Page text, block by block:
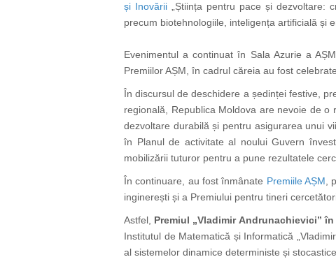
și Inovării „Știința pentru pace și dezvoltare:
precum biotehnologiile, inteligența artificială și
Evenimentul a continuat în Sala Azurie a
Premiilor AȘM, în cadrul căreia au fost
În discursul de deschidere a ședinței festive,
regională, Republica Moldova are nevoie de
dezvoltare durabilă și pentru asigurarea unui
în Planul de activitate al noului Guvern
mobilizării tuturor pentru a pune rezultatele
În continuare, au fost înmânate Premiile AȘM ,
inginerești și a Premiului pentru tineri cercetători
Astfel, Premiul „Vladimir Andrunachievici”
Institutul de Matematică și Informatică
al sistemelor dinamice deterministe și